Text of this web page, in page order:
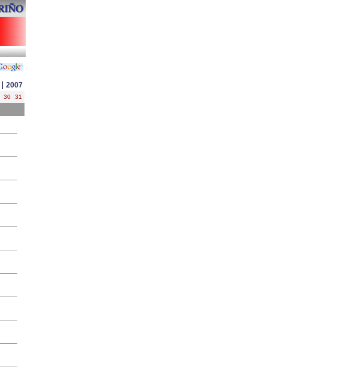
| 2007
30 31